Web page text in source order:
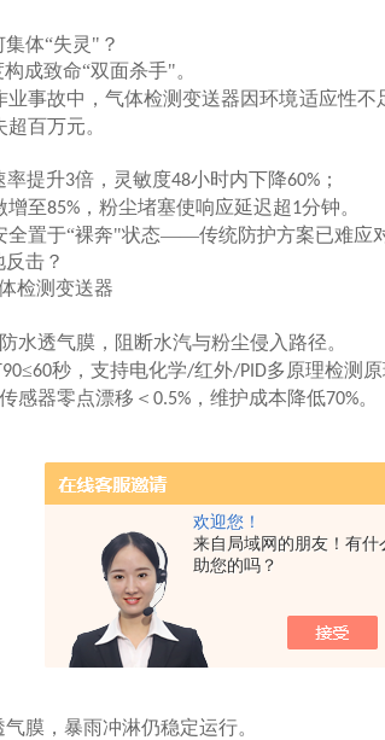
欢迎您！
来自局域网的朋友！有什
助您的吗？
体“失灵"？
成致命“双面杀手"。
事故中，气体检测变送器因环境适应性不
百万元。
率提升3倍，灵敏度48小时内下降60% ；
增至85% ，粉尘堵塞使响应延迟超1分钟。
全置于“裸奔"状态——传统防护方案已难应
击？
检测变送器
水透气膜，阻断水汽与粉尘侵入路径。
T90≤60秒，支持电化学/红外/PID多原理检测
感器零点漂移＜ 0.5% ，维护成本降低70%。
气膜，暴雨冲淋仍稳定运行。